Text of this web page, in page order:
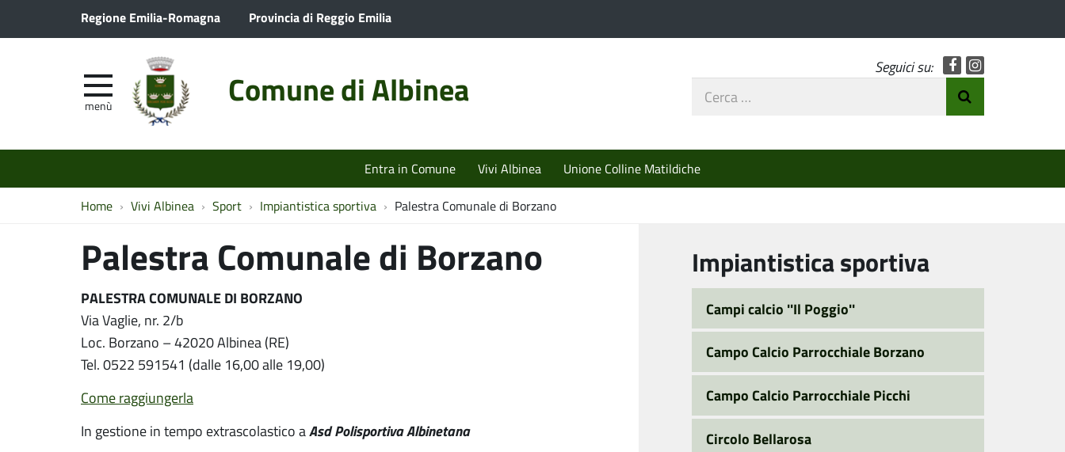
Regione Emilia-Romagna Provincia di Reggio Emilia
Comune di Albinea
menù
Seguici su: Facebook
Cerca
Entra in Comune Vivi Albinea Unione Colline Matildiche
Home Vivi Albinea Sport Impiantistica sportiva Palestra Comunale di Borzano
Palestra Comunale di Borzano
PALESTRA COMUNALE DI BORZANO
Via Vaglie, nr. 2/b
Loc. Borzano – 42020 Albinea (RE)
Tel. 0522 591541 (dalle 16,00 alle 19,00)
Come raggiungerla
In gestione in tempo extrascolastico aAsd Polisportiva Albinetana
Impiantistica sportiva
Campi calcio ''Il Poggio''
Campo Calcio Parrocchiale Borzano
Campo Calcio Parrocchiale Picchi
Circolo Bellarosa